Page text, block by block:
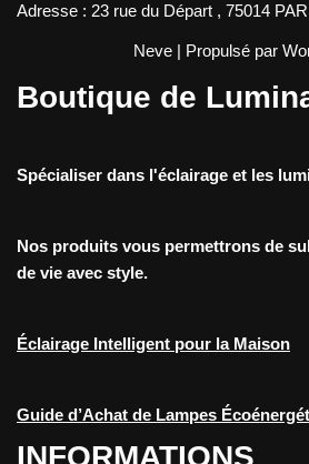
Adresse : 23 rue du Départ , 75014
Neve | Propulsé par
Boutique de
Spécialiser dans l'éclairage et les
Nos produits vous permettrons de
de vie avec style.
Éclairage Intelligent pour la Maison
Guide d’Achat de Lampes
INFORMATIONS